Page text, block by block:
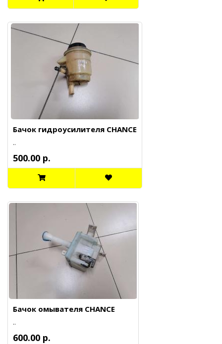
Бачок гидроусилителя CHANCE
..
500.00 р.
Бачок омывателя CHANCE
..
600.00 р.